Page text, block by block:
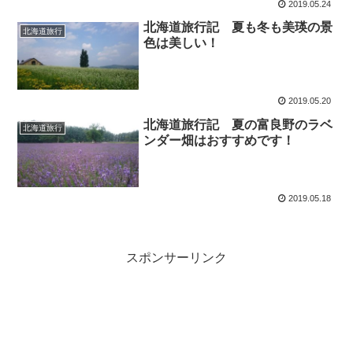
2019.05.24
北海道旅行
北海道旅行記 夏も冬も美瑛の景
色は美しい！
2019.05.20
北海道旅行
北海道旅行記 夏の富良野のラベ
ンダー畑はおすすめです！
2019.05.18
スポンサーリンク